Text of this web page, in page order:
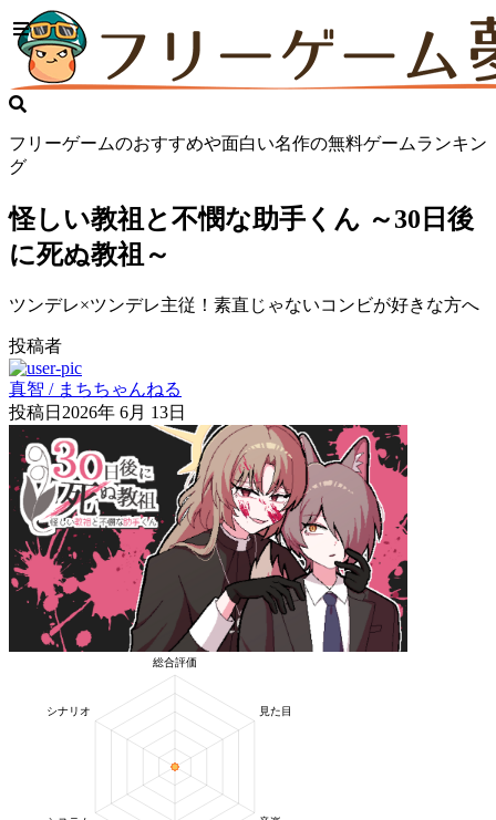
フリーゲームのおすすめや面白い名作の無料ゲームランキン
グ
怪しい教祖と不憫な助手くん ～30日後
に死ぬ教祖～
ツンデレ×ツンデレ主従！素直じゃないコンビが好きな方へ
投稿者
真智 / まちちゃんねる
投稿日 2026年 6月 13日